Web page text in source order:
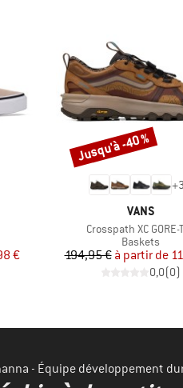
€
+3
MARQUE
VANS
Article
Crosspath XC GORE-
Product group
Baskets
Prix
194,95 € Prix
à partir de
0,0(0)
Remise
Jusqu'à -40 %
- Équipe développement